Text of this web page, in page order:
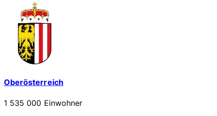
Oberösterreich
1 535 000 Einwohner